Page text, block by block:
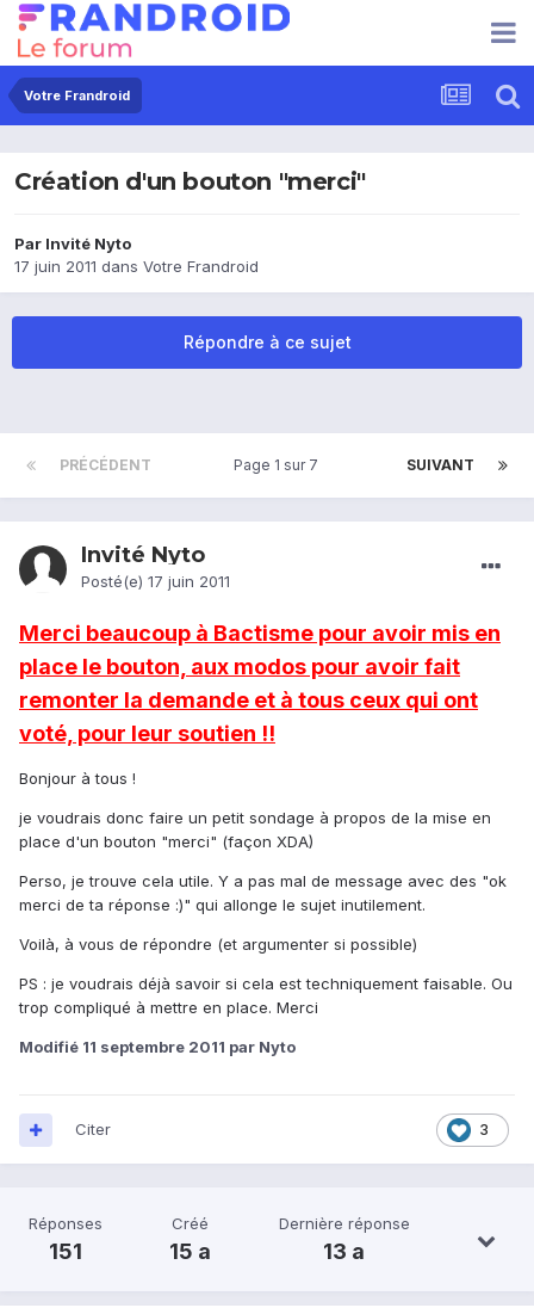
Votre Frandroid
Création d'un bouton "merci"
Par Invité Nyto
17 juin 2011 dans Votre Frandroid
Répondre à ce sujet
PRÉCÉDENT SUIVANT
Page 1 sur 7
Invité Nyto
Posté(e) 17 juin 2011
Merci beaucoup à Bactisme pour avoir mis en
place le bouton, aux modos pour avoir fait
remonter la demande et à tous ceux qui ont
voté, pour leur soutien !!
Bonjour à tous !
je voudrais donc faire un petit sondage à propos de la mise en
place d'un bouton "merci" (façon XDA)
Perso, je trouve cela utile. Y a pas mal de message avec des "ok
merci de ta réponse :)" qui allonge le sujet inutilement.
Voilà, à vous de répondre (et argumenter si possible)
PS : je voudrais déjà savoir si cela est techniquement faisable. Ou
trop compliqué à mettre en place. Merci
Modifié 11 septembre 2011 par Nyto
3
Citer
Réponses
151
Créé
15 a
Dernière réponse
13 a